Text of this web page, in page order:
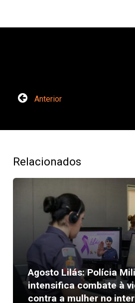
Anterior
Relacionados
Agosto Lilás: Polícia
intensifica combate à
contra a mulher no